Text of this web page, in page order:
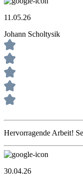
11.05.26
Johann Scholtysik
Hervorragende Arbeit!
30.04.26